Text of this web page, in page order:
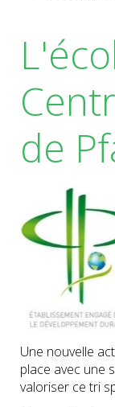
de
Une nouvelle
place avec une
valoriser ce tri